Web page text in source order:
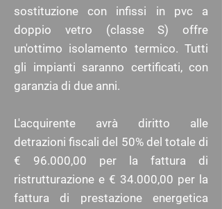
sostituzione con infissi in pvc a
doppio vetro (classe S) offre
un'ottimo isolamento termico. Tutti
gli impianti saranno certificati, con
garanzia di due anni.
L'acquirente avrà diritto alle
detrazioni fiscali del 50% del totale di
€ 96.000,00 per la fattura di
ristrutturazione e € 34.000,00 per la
fattura di prestazione energetica